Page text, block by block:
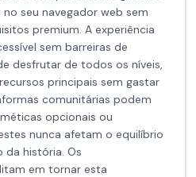
seu navegador web sem
premium. A experiência
sem barreiras de
desfrutar de todos os níveis,
principais sem gastar
comunitárias podem
opcionais ou
nunca afetam o equilíbrio
da história. Os
em tornar esta